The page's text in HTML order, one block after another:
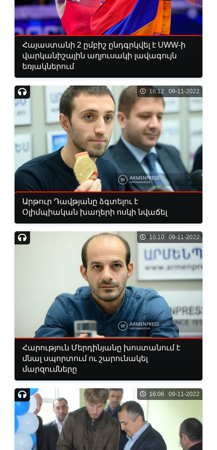
Հայաստանի 2 ըմբիշ ընդգրկվել է UWW-ի
վարկանիշային աղյուսակի լավագույն
եռյակներում
16:12 09-11-2022
Արթուր Դավթյանը ձգտելու է
Օլիմպիական խաղերի ոսկի նվաճել
16:10 09-11-2022
Հարություն Մերդինյանը խոստանում է
մնալ սպորտում ու շարունակել
մարզումները
16:06 09-11-2022